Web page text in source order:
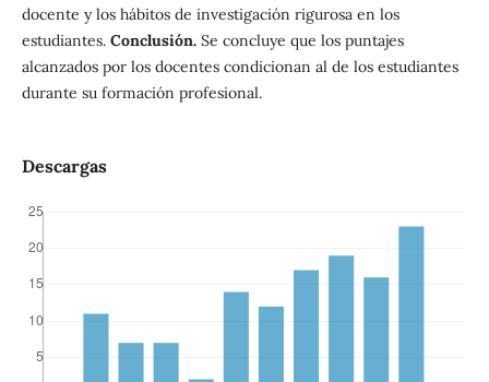
docente y los hábitos de investigación rigurosa en los
estudiantes. Conclusión.Se concluye que los puntajes
alcanzados por los docentes condicionan al de los estudiantes
durante su formación profesional.
Descargas